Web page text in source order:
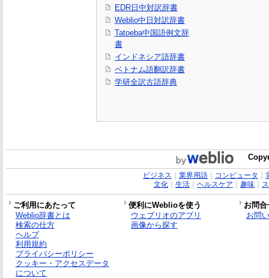
EDR日中対訳辞書
Weblio中日対訳辞書
Tatoeba中国語例文辞
書
インドネシア語辞書
ベトナム語翻訳辞書
学研全訳古語辞典
ビジネス 業界用語｜ コンピュータ
文化｜ 生活｜ ヘルスケア 趣味｜
ご利用にあたって 便利にWeblioを使う
お問
Weblio辞書とは
検索の仕方
ヘルプ
利用規約
プライバシーポリシー
クッキー・アクセスデータ
について
ウェブリオのアプリ
画像から探す
お問